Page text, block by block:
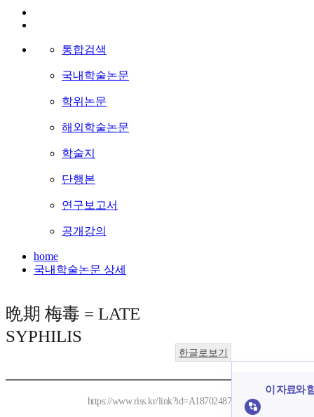
통합검색
국내학술논문
학위논문
해외학술논문
학술지
단행본
연구보고서
공개강의
home
국내학술논문 상세
晩期 梅毒 = LATE
SYPHILIS
한글로보기
https://www.riss.kr/link?id=A18702487
이 자료와